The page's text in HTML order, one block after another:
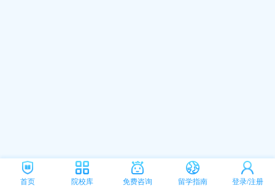
首页 院校库 免费咨询 留学指南 登录/注册